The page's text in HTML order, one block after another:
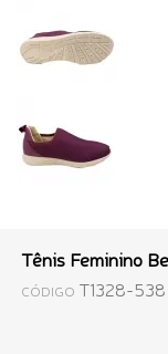
Tênis Feminino
CÓDIGO T1328-538